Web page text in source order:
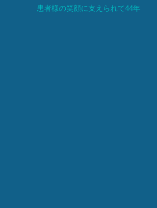
患者様の笑顔に支えられて44年